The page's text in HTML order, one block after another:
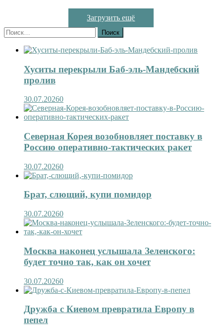
Загрузить ещё
Найти:
Хуситы перекрыли Баб-эль-Мандебский
пролив
30.07.20260
Северная Корея возобновляет поставку в
Россию оперативно-тактических ракет
30.07.20260
Брат, слющий, купи помидор
30.07.20260
Москва наконец услышала Зеленского:
будет точно так, как он хочет
30.07.20260
Дружба с Киевом превратила Европу в
пепел